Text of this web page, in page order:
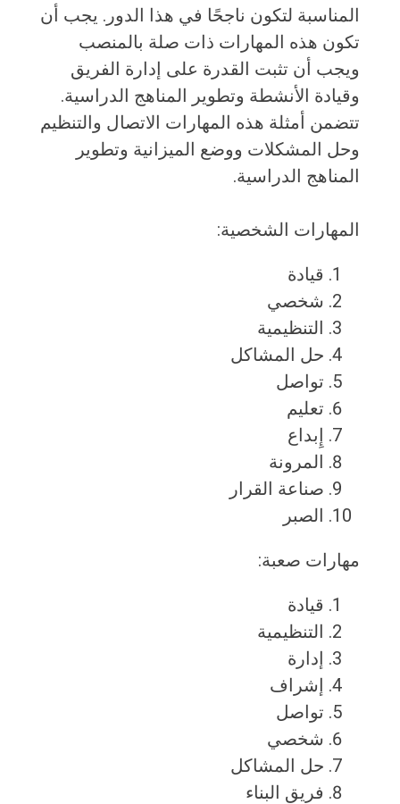
المناسبة لتكون ناجحًا في هذا الدور. يجب أن
تكون هذه المهارات ذات صلة بالمنصب
ويجب أن تثبت القدرة على إدارة الفريق
وقيادة الأنشطة وتطوير المناهج الدراسية.
تتضمن أمثلة هذه المهارات الاتصال والتنظيم
وحل المشكلات ووضع الميزانية وتطوير
المناهج الدراسية.
المهارات الشخصية:
قيادة
شخصي
التنظيمية
حل المشاكل
تواصل
تعليم
إِبداع
المرونة
صناعة القرار
الصبر
مهارات صعبة:
قيادة
التنظيمية
إدارة
إشراف
تواصل
شخصي
حل المشاكل
فريق البناء